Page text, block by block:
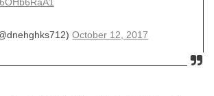
October 12, 2017